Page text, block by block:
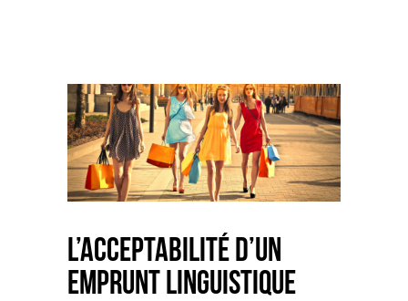
L’acceptabilité d’un
emprunt linguistique